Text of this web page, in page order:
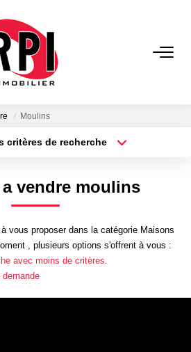
VENTES
LOCATIONS
SERVICES
Estimation
Biens Vendus
Gestion
Immobilière
Moulins
critères de recherche
Plus de critères
vendre moulins
vous proposer dans la catégorie Maisons
, plusieurs options s'offrent à vous :
avec moins de critères.